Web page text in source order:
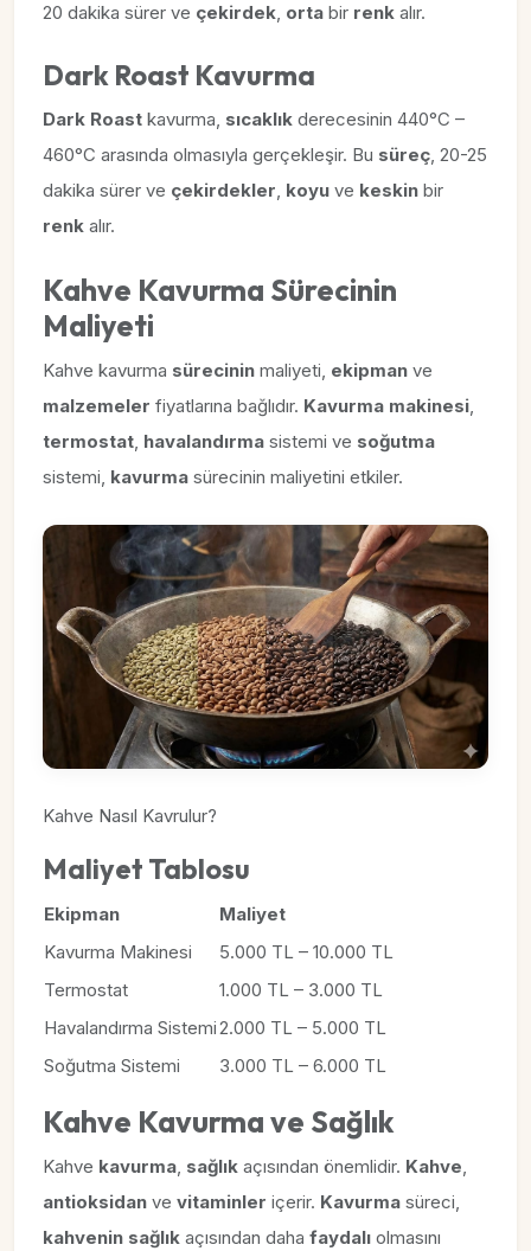
20 dakika sürer ve çekirdek, orta bir renk alır.
Dark Roast Kavurma
Dark Roast kavurma, sıcaklık derecesinin 440°C –
460°C arasında olmasıyla gerçekleşir. Bu süreç, 20-25
dakika sürer ve çekirdekler, koyu ve keskin bir
renk alır.
Kahve Kavurma Sürecinin
Maliyeti
Kahve kavurma sürecinin maliyeti, ekipman ve
malzemeler fiyatlarına bağlıdır. Kavurma makinesi,
termostat, havalandırma sistemi ve soğutma
sistemi, kavurma sürecinin maliyetini etkiler.
Kahve Nasıl Kavrulur?
Maliyet Tablosu
Ekipman
Maliyet
Kavurma Makinesi
5.000 TL – 10.000 TL
Termostat
1.000 TL – 3.000 TL
Havalandırma Sistemi2.000 TL – 5.000 TL
Soğutma Sistemi
3.000 TL – 6.000 TL
Kahve Kavurma ve Sağlık
Kahve kavurma sağlık açısından önemlidir. Kahve
antioksidan ve vitaminler içerir. Kavurma süreci,
kahvenin sağlık açısından daha faydalı olmasını